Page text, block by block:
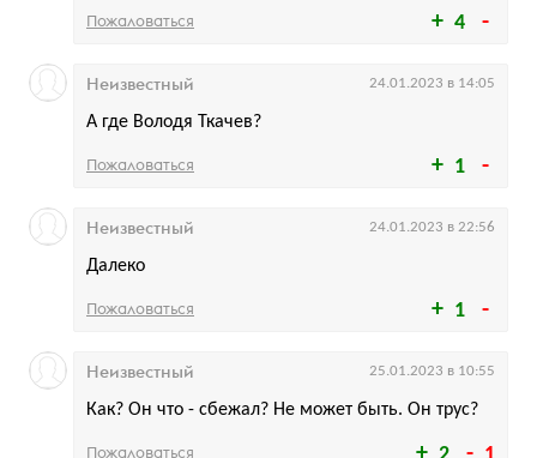
4
Пожаловаться
1
А где Володя Ткачев?
Неизвестный 24.01.2023 в 14:05
Пожаловаться
1
Далеко
Неизвестный 24.01.2023 в 22:56
Пожаловаться
Как? Он что - сбежал? Не может быть. Он трус?
Неизвестный 25.01.2023 в 10:55
Пожаловаться